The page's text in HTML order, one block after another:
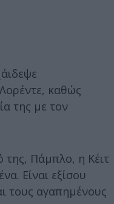
καθώς
της με τον
Πάμπλο, η Κέιτ
Είναι εξίσου
τους αγαπημένους